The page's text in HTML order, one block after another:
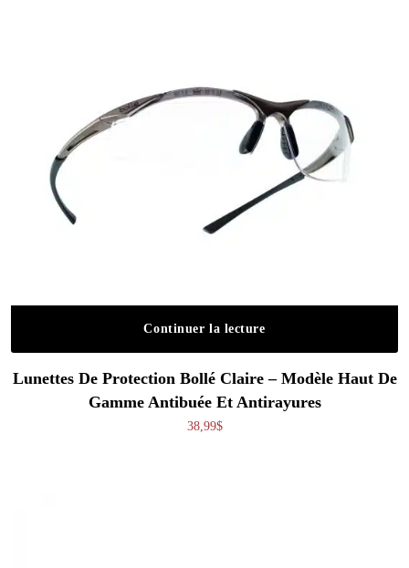
Continuer la lecture
Lunettes De Protection Bollé Claire – Modèle Haut De
Gamme Antibuée Et Antirayures
38,99$